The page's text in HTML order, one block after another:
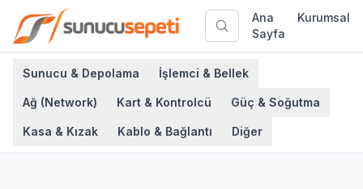
Ana
Sayfa
Kurumsal
Sunucu & Depolama İşlemci & Bellek
Ağ (Network) Kart & Kontrolcü Güç & Soğutma
Kasa & Kızak Kablo & Bağlantı Diğer